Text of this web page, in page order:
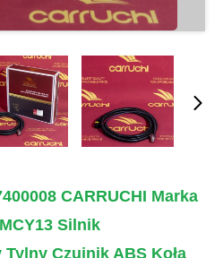
CARRUCHI Marka
Silnik
Czujnik ABS Koła